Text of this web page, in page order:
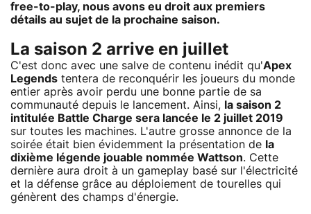
free-to-play, nous avons eu droit aux premiers
détails au sujet de la prochaine saison.
La saison 2 arrive en juillet
C'est donc avec une salve de contenu inédit qu'Apex
Legends tentera de reconquérir les joueurs du monde
entier après avoir perdu une bonne partie de sa
communauté depuis le lancement. Ainsi, la saison 2
intitulée Battle Charge sera lancée le 2 juillet 2019
sur toutes les machines. L'autre grosse annonce de la
soirée était bien évidemment la présentation de la
dixième légende jouable nommée Wattson. Cette
dernière aura droit à un gameplay basé sur l'électricité
et la défense grâce au déploiement de tourelles qui
génèrent des champs d'énergie.